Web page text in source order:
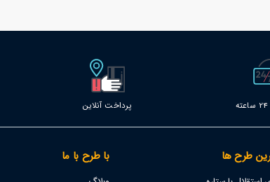
پرداخت آنلاین
طرح ها با طرح با ما